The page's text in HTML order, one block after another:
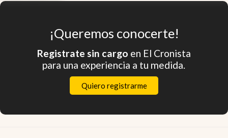
¡Queremos conocerte!
Registrate sin cargo en El Cronista
para una experiencia a tu medida.
Quiero registrarme